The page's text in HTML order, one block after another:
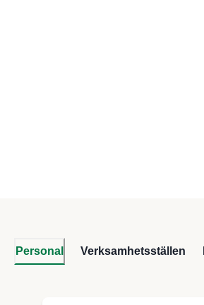
Personal Verksamhetsställen